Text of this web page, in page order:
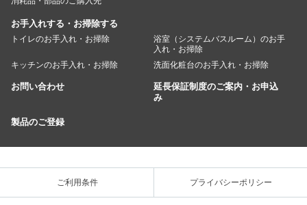
お手入れする・お掃除する
トイレのお手入れ・お掃除
浴室（システムバスルーム）のお手
入れ・お掃除
キッチンのお手入れ・お掃除
洗面化粧台のお手入れ・お掃除
お問い合わせ
延長保証制度のご案内・お申込
み
製品のご登録
ご利用条件 プライバシーポリシー